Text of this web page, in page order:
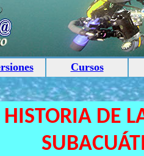
Cursos
HISTORIA DE